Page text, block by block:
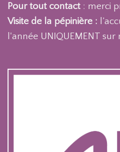
Pour tout contact : merci
Visite de la pépinière :
l'année UNIQUEMENT